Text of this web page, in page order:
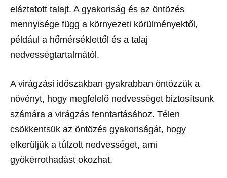
eláztatott talajt. A gyakoriság és az öntözés
mennyisége függ a környezeti körülményektől,
például a hőmérséklettől és a talaj
nedvességtartalmától.
A virágzási időszakban gyakrabban öntözzük a
növényt, hogy megfelelő nedvességet biztosítsunk
számára a virágzás fenntartásához. Télen
csökkentsük az öntözés gyakoriságát, hogy
elkerüljük a túlzott nedvességet, ami
gyökérrothadást okozhat.